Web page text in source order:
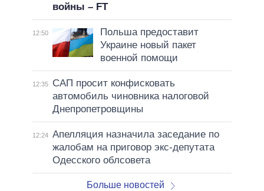
войны – FT
12:50
Польша предоставит
Украине новый пакет
военной помощи
12:35
САП просит конфисковать
автомобиль чиновника налоговой
Днепропетровщины
12:24 Апелляция назначила заседание по
жалобам на приговор экс-депутата
Одесского облсовета
Больше новостей